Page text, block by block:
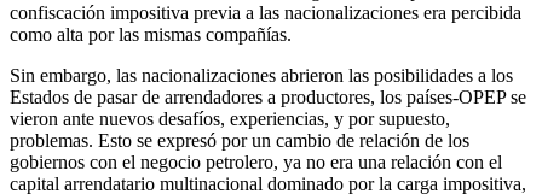
confiscación impositiva previa a las nacionalizaciones era percibida
como alta por las mismas compañías.
Sin embargo, las nacionalizaciones abrieron las posibilidades a los
Estados de pasar de arrendadores a productores, los países-OPEP se
vieron ante nuevos desafíos, experiencias, y por supuesto,
problemas. Esto se expresó por un cambio de relación de los
gobiernos con el negocio petrolero, ya no era una relación con el
capital arrendatario multinacional dominado por la carga impositiva,